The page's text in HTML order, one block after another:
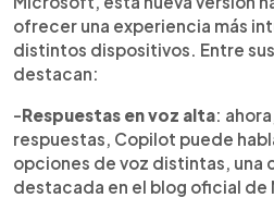
ofrecer una experiencia más
distintos dispositivos. Entre
destacan:
-Respuestas en voz alta:
respuestas, Copilot puede
opciones de voz distintas, una
destacada en el blog oficial de